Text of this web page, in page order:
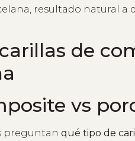
vs
preguntan qué tipo de